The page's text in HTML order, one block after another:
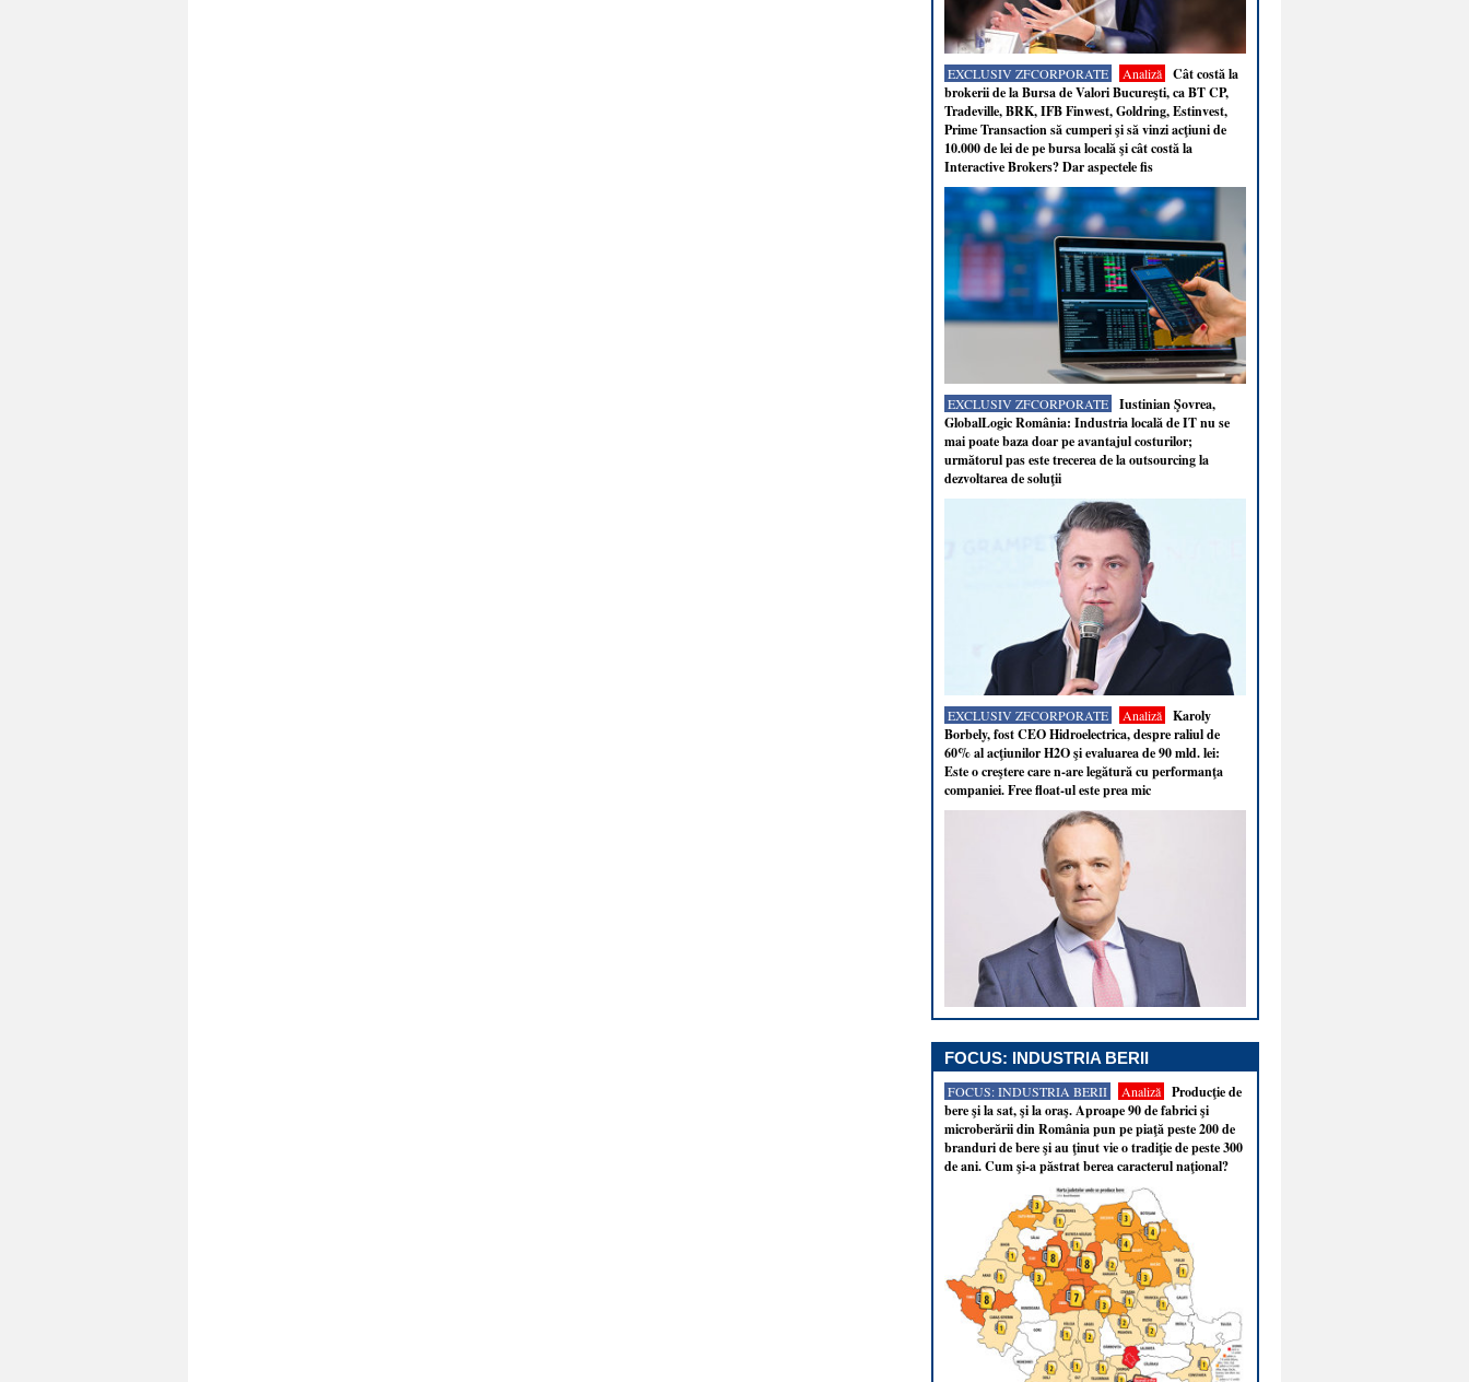
EXCLUSIV ZFCORPORATE Analiză
Cât costă la
brokerii de la Bursa de Valori Bucureşti, ca BT CP,
Tradeville, BRK, IFB Finwest, Goldring, Estinvest,
Prime Transaction să cumperi şi să vinzi acţiuni de
10.000 de lei de pe bursa locală şi cât costă la
Interactive Brokers? Dar aspectele fis
EXCLUSIV ZFCORPORATE
Iustinian Şovrea,
GlobalLogic România: Industria locală de IT nu se
mai poate baza doar pe avantajul costurilor;
următorul pas este trecerea de la outsourcing la
dezvoltarea de soluţii
EXCLUSIV ZFCORPORATE Analiză
Karoly
Borbely, fost CEO Hidroelectrica, despre raliul de
60% al acţiunilor H2O şi evaluarea de 90 mld. lei:
Este o creştere care n-are legătură cu performanţa
companiei. Free float-ul este prea mic
FOCUS: INDUSTRIA BERII
FOCUS: INDUSTRIA BERII Analiză
Producţie de
bere şi la sat, şi la oraş. Aproape 90 de fabrici şi
microberării din România pun pe piaţă peste 200 de
branduri de bere şi au ţinut vie o tradiţie de peste 300
de ani. Cum şi-a păstrat berea caracterul naţional?